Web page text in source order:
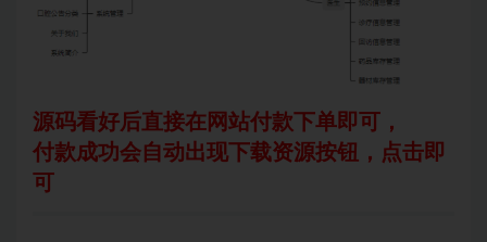
源码看好后直接在网站付款下单即可，
付款成功会自动出现下载资源按钮，点击即
可